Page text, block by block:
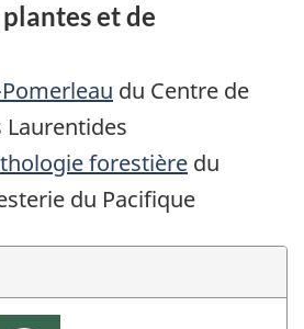
et de
du Centre de
forestière du
du Pacifique